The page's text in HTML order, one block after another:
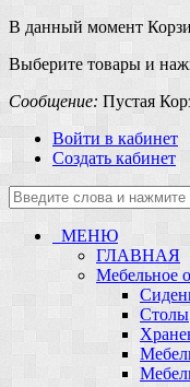
В данный момент
Выберите товары и
Сообщение: Пустая
Войти в кабинет
Создать кабинет
МЕНЮ
ГЛАВНАЯ
Мебельное
Столы